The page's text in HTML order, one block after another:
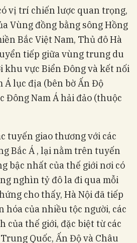
vị trí chiến lược quan trọng,
Vùng đồng bằng sông Hồng
Bắc Việt Nam, Thủ đô Hà
tiếp giữa vùng trung du
khu vực Biển Đông và kết nối
Á lục địa (bên bờ Ấn Độ
Đông Nam Á hải đảo (thuộc
tuyến giao thương với các
Bắc Á , lại nằm trên tuyến
bậc nhất của thế giới nơi có
nghìn tỷ đô la đi qua mỗi
cho thấy, Hà Nội đã tiếp
hóa của nhiều tộc người, các
của thế giới, đặc biệt từ các
Quốc, Ấn Độ và Châu